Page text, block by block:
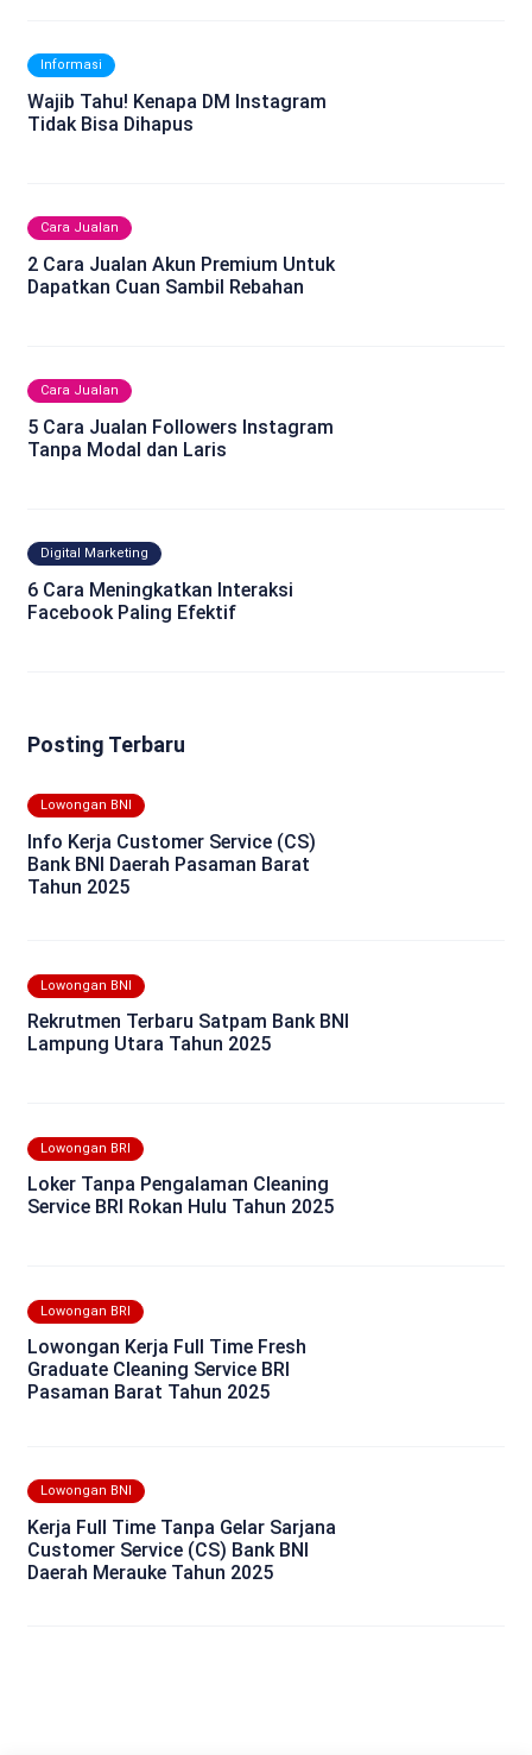
Informasi
Wajib Tahu! Kenapa DM Instagram
Tidak Bisa Dihapus
Cara Jualan
2 Cara Jualan Akun Premium Untuk
Dapatkan Cuan Sambil Rebahan
Cara Jualan
5 Cara Jualan Followers Instagram
Tanpa Modal dan Laris
Digital Marketing
6 Cara Meningkatkan Interaksi
Facebook Paling Efektif
Posting Terbaru
Lowongan BNI
Info Kerja Customer Service (CS)
Bank BNI Daerah Pasaman Barat
Tahun 2025
Lowongan BNI
Rekrutmen Terbaru Satpam Bank BNI
Lampung Utara Tahun 2025
Lowongan BRI
Loker Tanpa Pengalaman Cleaning
Service BRI Rokan Hulu Tahun 2025
Lowongan BRI
Lowongan Kerja Full Time Fresh
Graduate Cleaning Service BRI
Pasaman Barat Tahun 2025
Lowongan BNI
Kerja Full Time Tanpa Gelar Sarjana
Customer Service (CS) Bank BNI
Daerah Merauke Tahun 2025